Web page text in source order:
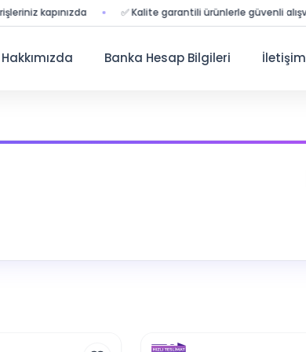
✅ Kalite garantili ürünlerle güvenli alışveriş
Hakkımızda Banka Hesap Bilgileri İletişim